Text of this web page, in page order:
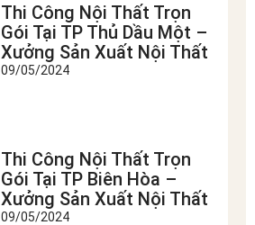
Thi Công Nội Thất Trọn
Gói Tại TP Thủ Dầu Một –
Xưởng Sản Xuất Nội Thất
09/05/2024
Thi Công Nội Thất Trọn
Gói Tại TP Biên Hòa –
Xưởng Sản Xuất Nội Thất
09/05/2024